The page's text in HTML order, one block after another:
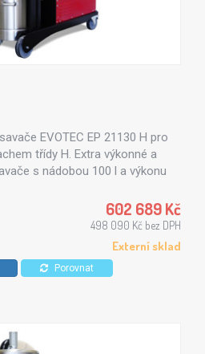
EVOTEC EP 21130 H pro
třídy H. Extra výkonné a
s nádobou 100 l a výkonu
602 689 Kč
498 090 Kč bez DPH
Externí sklad
Porovnat